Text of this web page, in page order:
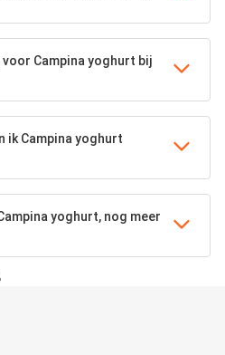
Campina yoghurt bij
ik Campina yoghurt
yoghurt, nog meer